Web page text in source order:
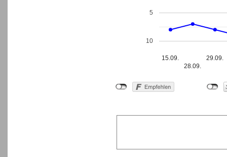
15.09.
28.09.
29.09.
5
10